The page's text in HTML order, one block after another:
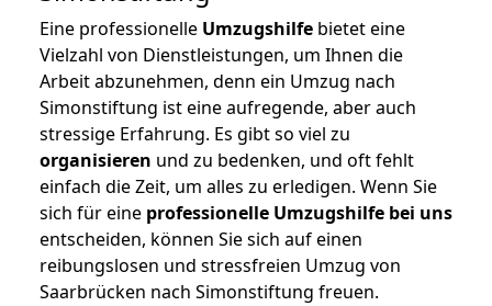
Eine professionelle Umzugshilfe bietet eine
Vielzahl von Dienstleistungen, um Ihnen die
Arbeit abzunehmen, denn ein Umzug nach
Simonstiftung ist eine aufregende, aber auch
stressige Erfahrung. Es gibt so viel zu
organisieren und zu bedenken, und oft fehlt
einfach die Zeit, um alles zu erledigen. Wenn Sie
sich für eine professionelle Umzugshilfe bei uns
entscheiden, können Sie sich auf einen
reibungslosen und stressfreien Umzug von
Saarbrücken nach Simonstiftung freuen.